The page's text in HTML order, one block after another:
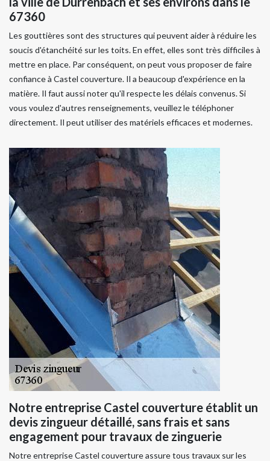
67360
Les gouttières sont des structures qui peuvent aider à réduire les
soucis d'étanchéité sur les toits. En effet, elles sont très difficiles à
mettre en place. Par conséquent, on peut vous proposer de faire
confiance à Castel couverture. Il a beaucoup d'expérience en la
matière. Il faut aussi noter qu'il respecte les délais convenus. Si
vous voulez d'autres renseignements, veuillez le téléphoner
directement. Il peut utiliser des matériels efficaces et modernes.
Notre entreprise Castel couverture établit un
devis zingueur détaillé, sans frais et sans
engagement pour travaux de zinguerie
Notre entreprise Castel couverture assure tous travaux sur les